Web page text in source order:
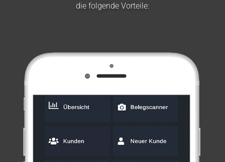
die folgende Vorteile: